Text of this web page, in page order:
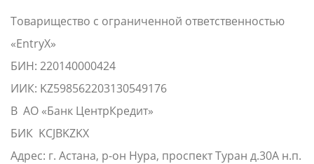
Товарищество с ограниченной ответственностью
«EntryX»
БИН: 220140000424
ИИК: KZ598562203130549176
В АО «Банк ЦентрКредит»
БИК KCJBKZKX
Адрес: г. Астана, р-он Нура, проспект Туран д.30А н.п.